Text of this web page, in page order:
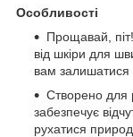
Особливості
Прощавай,
від шкіри для
вам залишатися
Створено для
забезпечує
рухатися